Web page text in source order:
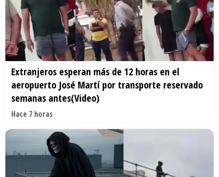
Extranjeros esperan más de 12 horas en el
aeropuerto José Martí por transporte reservado
semanas antes(Video)
Hace 7 horas